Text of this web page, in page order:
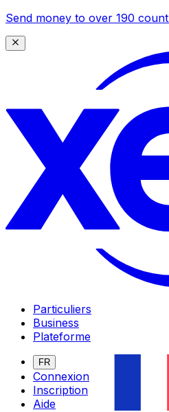
Send money to over 190
Particuliers
Business
Plateforme
FR
Connexion
Inscription
Aide